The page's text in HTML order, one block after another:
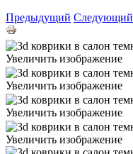
Предыдущий Следующий
Увеличить изображение
Увеличить изображение
Увеличить изображение
Увеличить изображение